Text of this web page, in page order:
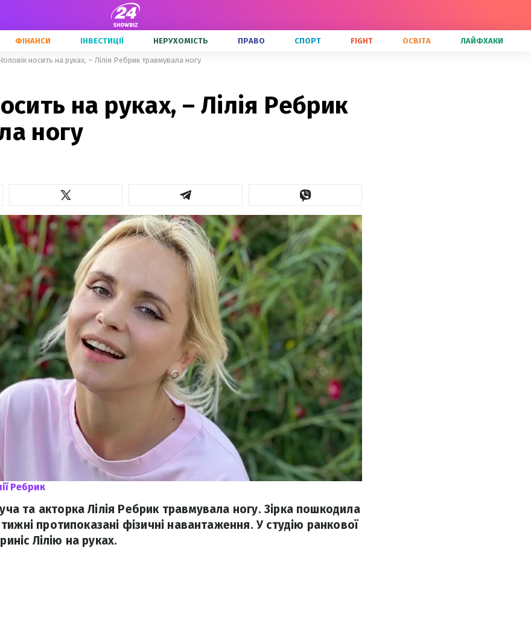
ФІНАНСИ ІНВЕСТИЦІЇ НЕРУХОМІСТЬ ПРАВО СПОРТ FIGHT ОСВІТА ЛАЙФХАКИ
носить на руках, – Лілія Ребрик травмувала ногу
на руках, – Лілія Ребрик
ногу
Ребрик
та акторка Лілія Ребрик травмувала ногу. Зірка пошкодила
протипоказані фізичні навантаження. У студію ранкової
Лілію на руках.